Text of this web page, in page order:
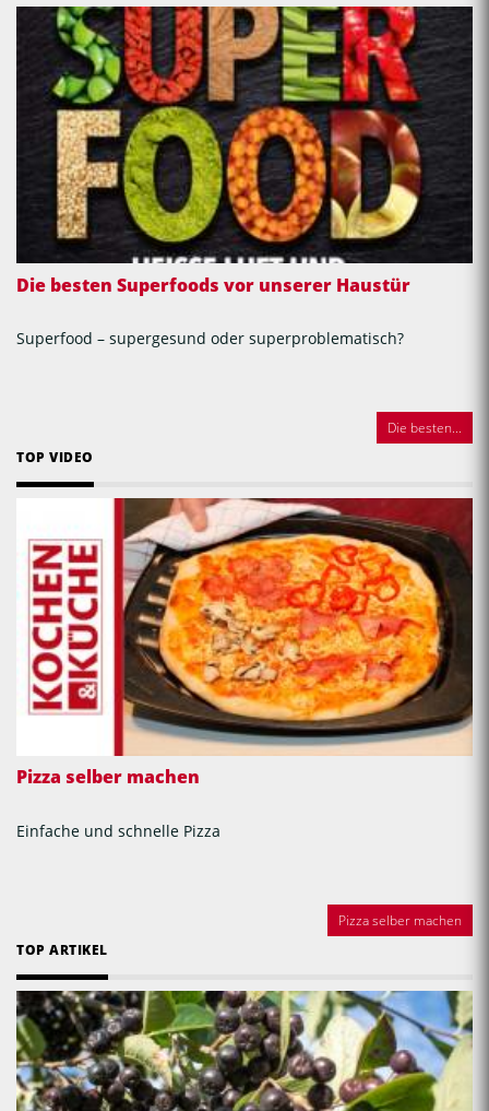
Die besten Superfoods vor unserer Haustür
Superfood – supergesund oder superproblematisch?
Die besten...
TOP VIDEO
Pizza selber machen
Einfache und schnelle Pizza
Pizza selber machen
TOP ARTIKEL